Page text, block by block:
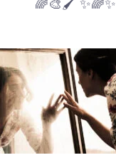
🌈🎨🖌️ ✨🌈✨